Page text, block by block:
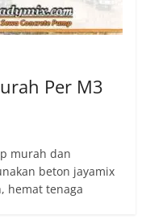
Per M3
murah dan
beton jayamix
hemat tenaga